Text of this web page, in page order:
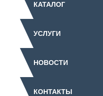
КАТАЛОГ
УСЛУГИ
НОВОСТИ
КОНТАКТЫ